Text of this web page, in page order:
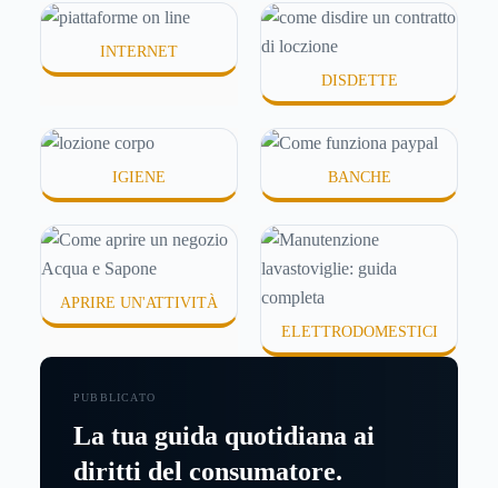
o difficili da assorbire.
INTERNET
DISDETTE
IGIENE BANCHE
APRIRE UN'ATTIVITÀ
ELETTRODOMESTICI
PUBBLICATO
La tua guida quotidiana ai
diritti del consumatore.